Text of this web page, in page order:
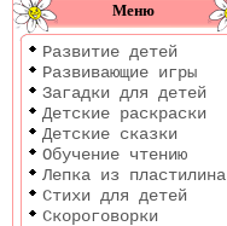
Развитие
детей
Меню
Развитие детей
Развивающие игры
Загадки для детей
Детские раскраски
Детские сказки
Обучение чтению
Лепка из пластилина
Стихи для детей
Скороговорки